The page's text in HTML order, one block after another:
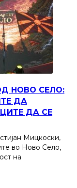
НОВО СЕЛО:
ДА
ДА СЕ
Мицкоски,
во Ново Село,
на